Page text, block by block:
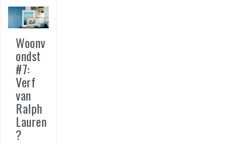
Woonv
ondst
#7:
Verf
van
Ralph
Lauren
?